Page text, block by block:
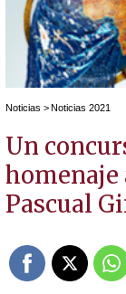
Noticias > Noticias 2021
Un
homenaje
Pascual